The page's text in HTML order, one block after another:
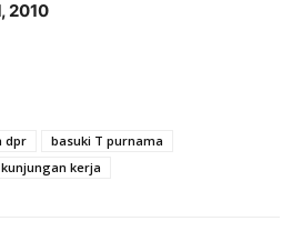
2010
dpr
basuki T purnama
kunjungan kerja